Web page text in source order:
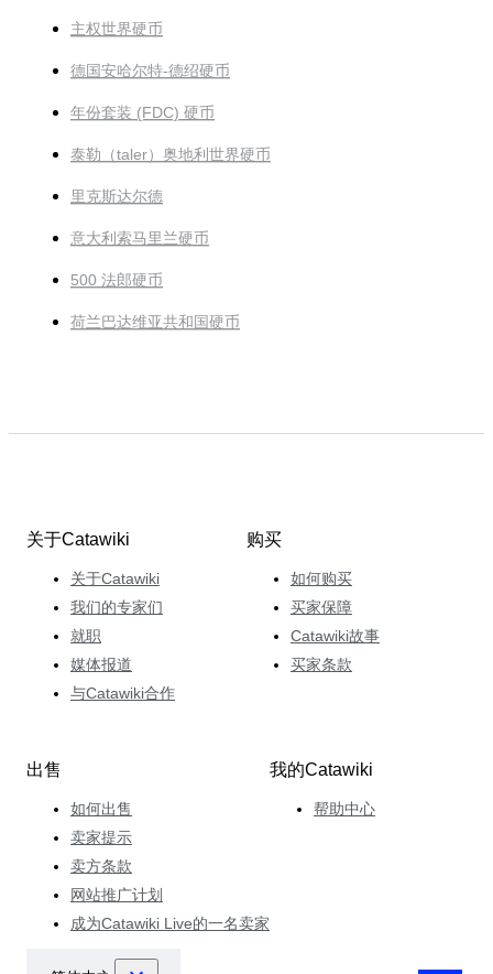
主权世界硬币
德国安哈尔特-德绍硬币
年份套装 (FDC) 硬币
泰勒（taler）奥地利世界硬币
里克斯达尔德
意大利索马里兰硬币
500 法郎硬币
荷兰巴达维亚共和国硬币
关于Catawiki
关于Catawiki
我们的专家们
就职
媒体报道
与Catawiki合作
购买
如何购买
买家保障
Catawiki故事
买家条款
出售
如何出售
卖家提示
卖方条款
网站推广计划
成为Catawiki Live的一名卖家
我的Catawiki
帮助中心